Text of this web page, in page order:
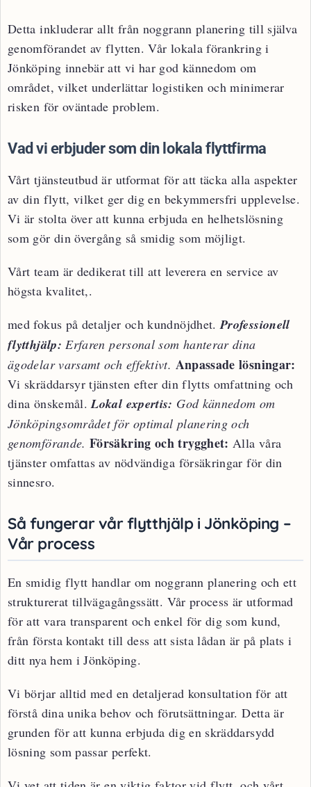
Detta inkluderar allt från noggrann planering till själva
genomförandet av flytten. Vår lokala förankring i
Jönköping innebär att vi har god kännedom om
området, vilket underlättar logistiken och minimerar
risken för oväntade problem.
Vad vi erbjuder som din lokala flyttfirma
Vårt tjänsteutbud är utformat för att täcka alla aspekter
av din flytt, vilket ger dig en bekymmersfri upplevelse.
Vi är stolta över att kunna erbjuda en helhetslösning
som gör din övergång så smidig som möjligt.
Vårt team är dedikerat till att leverera en service av
högsta kvalitet,.
med fokus på detaljer och kundnöjdhet.Professionell
flytthjälp: Erfaren personal som hanterar dina
ägodelar varsamt och effektivt. Anpassade lösningar:
Vi skräddarsyr tjänsten efter din flytts omfattning och
dina önskemål.Lokal expertis: God kännedom om
Jönköpingsområdet för optimal planering och
genomförande.Försäkring och trygghet: Alla våra
tjänster omfattas av nödvändiga försäkringar för din
sinnesro.
Så fungerar vår flytthjälp i Jönköping –
Vår process
En smidig flytt handlar om noggrann planering och ett
strukturerat tillvägagångssätt. Vår process är utformad
för att vara transparent och enkel för dig som kund,
från första kontakt till dess att sista lådan är på plats i
ditt nya hem i Jönköping.
Vi börjar alltid med en detaljerad konsultation för att
förstå dina unika behov och förutsättningar. Detta är
grunden för att kunna erbjuda dig en skräddarsydd
lösning som passar perfekt.